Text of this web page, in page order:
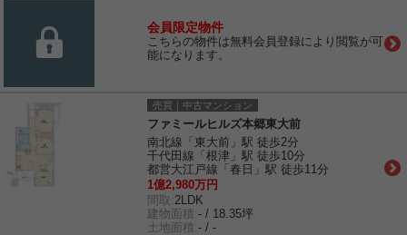
会員限定物件
こちらの物件は無料会員登録により閲覧が可
能になります。
売買｜中古マンション
ファミールヒルズ本郷東大前
南北線「東大前」駅 徒歩2分
千代田線「根津」駅 徒歩10分
都営大江戸線「春日」駅 徒歩11分
1億2,980万円
間取: 2LDK
建物面積:- / 18.35坪
土地面積:- / -